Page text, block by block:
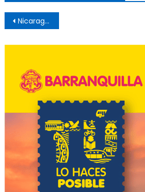
Post
navigation
Nicaragua, Ortega declara el fin de la alternancia en Nicaragua: “Aquí no volverá a haber elecciones”